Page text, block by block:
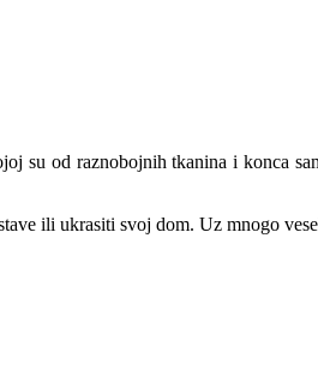
su od raznobojnih tkanina i konca
ili ukrasiti svoj dom. Uz mnogo